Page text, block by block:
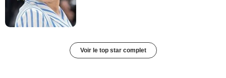
Voir le top star complet